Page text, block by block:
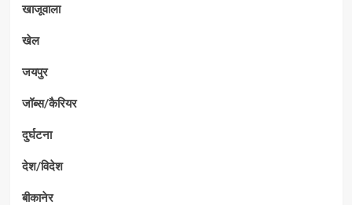
खाजूवाला
खेल
जयपुर
जॉब्स/कैरियर
दुर्घटना
देश/विदेश
बीकानेर